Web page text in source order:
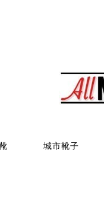
城市靴子